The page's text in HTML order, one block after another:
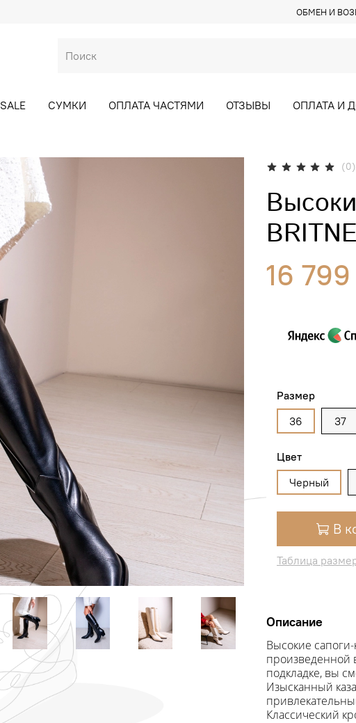
ОБМЕН И
SALE СУМКИ ОПЛАТА ЧАСТЯМИ ОТЗЫВЫ ОПЛАТА И
(0)
16
Размер
36
37
Цвет
Черный
В
Таблица
Описание
Высокие
произведенной
подкладке, вы
Изысканный
Классический